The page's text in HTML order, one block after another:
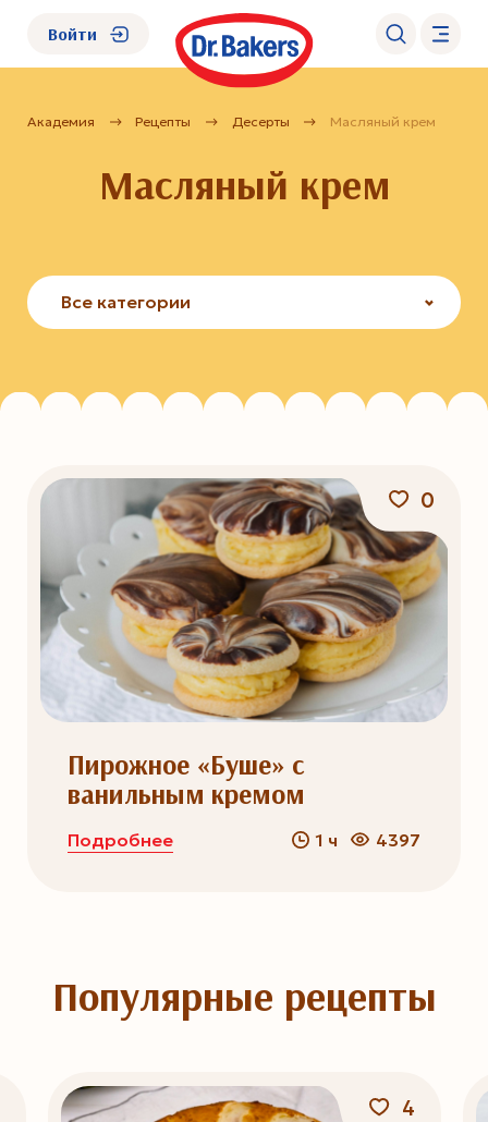
О нас
Каталог
Где купить?
FAQ
Войти
Академия Рецепты Десерты Масляный крем
Масляный крем
Все категории
0
Пирожное «Буше» с
ванильным кремом
Подробнее 1 ч 4397
Популярные рецепты
4